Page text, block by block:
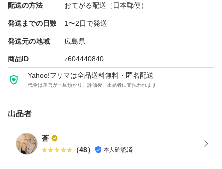
配送の方法 おてがる配送（日本郵便）
発送までの日数 1〜2日で発送
発送元の地域 広島県
商品ID z604440840
Yahoo!フリマは全品送料無料・匿名配送
代金は運営が一旦預かり、評価後、出品者に支払われます
出品者
蒼
（48） 本人確認済